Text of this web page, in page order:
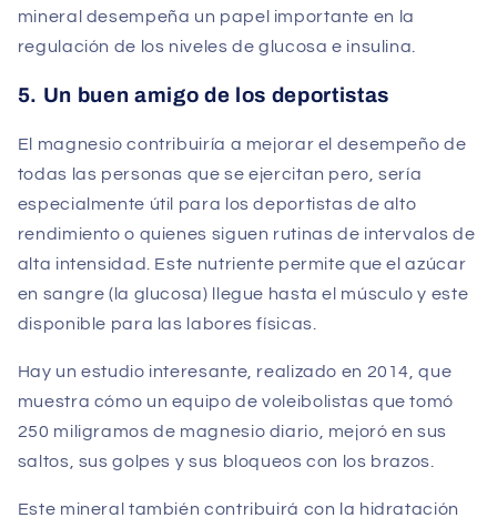
mineral desempeña un papel importante en la
regulación de los niveles de glucosa e insulina.
5. Un buen amigo de los deportistas
El magnesio contribuiría a mejorar el desempeño de
todas las personas que se ejercitan pero, sería
especialmente útil para los deportistas de alto
rendimiento o quienes siguen rutinas de intervalos de
alta intensidad. Este nutriente permite que el azúcar
en sangre (la glucosa) llegue hasta el músculo y este
disponible para las labores físicas.
Hay un estudio interesante, realizado en 2014, que
muestra cómo un equipo de voleibolistas que tomó
250 miligramos de magnesio diario, mejoró en sus
saltos, sus golpes y sus bloqueos con los brazos.
Este mineral también contribuirá con la hidratación